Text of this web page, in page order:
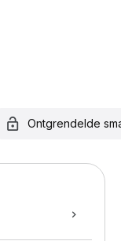
Ontgrendelde